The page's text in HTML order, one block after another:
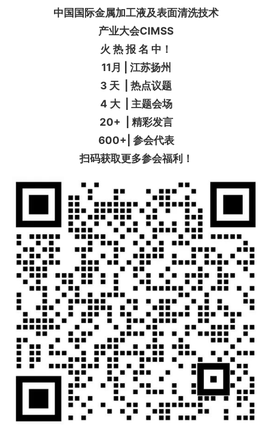
中国国际金属加工液及表面清洗技术
产业大会CIMSS
火 热 报 名 中！
11月 | 江苏扬州
3 天 | 热点议题
4 大 | 主题会场
20+ | 精彩发言
600+| 参会代表
扫码获取更多参会福利！